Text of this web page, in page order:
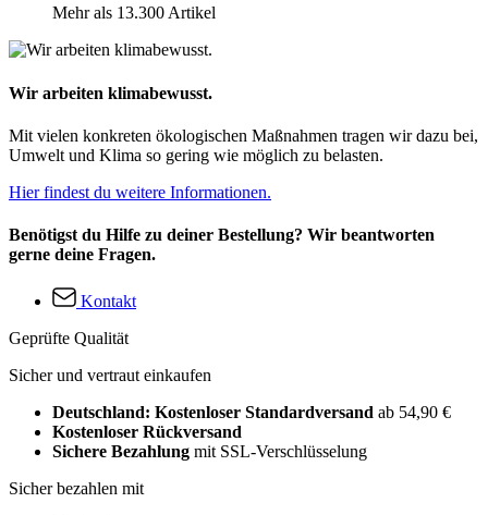
Mehr als 13.300 Artikel
Wir arbeiten klimabewusst.
Mit vielen konkreten ökologischen Maßnahmen tragen wir dazu bei,
Umwelt und Klima so gering wie möglich zu belasten.
Hier findest du weitere Informationen.
Benötigst du Hilfe zu deiner Bestellung? Wir beantworten
gerne deine Fragen.
Kontakt
Geprüfte Qualität
Sicher und vertraut einkaufen
Deutschland: Kostenloser Standardversand ab 54,90 €
Kostenloser Rückversand
Sichere Bezahlung mit SSL-Verschlüsselung
Sicher bezahlen mit